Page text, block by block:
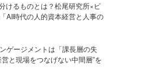
けるものとは？松尾研究所×ビ
AI時代の人的資本経営と人事の
ゲージメントは「課長層の失
と現場をつなげない中間層”を